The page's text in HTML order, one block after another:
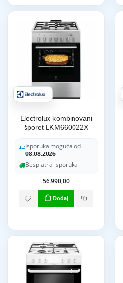
Electrolux kombinovani
šporet LKM660022X
Isporuka moguća od
08.08.2026
Besplatna isporuka
56.990,00
Dodaj